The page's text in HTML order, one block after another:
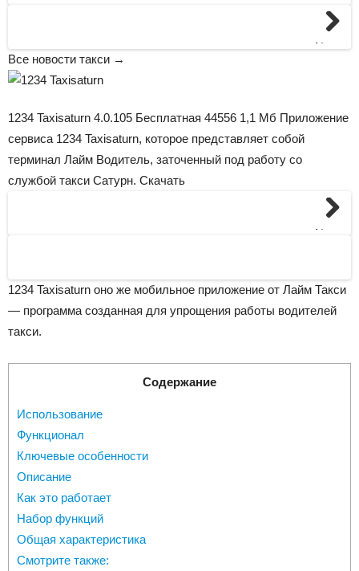
Next
Все новости такси →
1234 Taxisaturn 4.0.105 Бесплатная 44556 1,1 Мб Приложение
сервиса 1234 Taxisaturn, которое представляет собой
терминал Лайм Водитель, заточенный под работу со
службой такси Сатурн. Скачать
Next
1234 Taxisaturn оно же мобильное приложение от Лайм Такси
— программа созданная для упрощения работы водителей
такси.
Содержание
Использование
Функционал
Ключевые особенности
Описание
Как это работает
Набор функций
Общая характеристика
Смотрите также: